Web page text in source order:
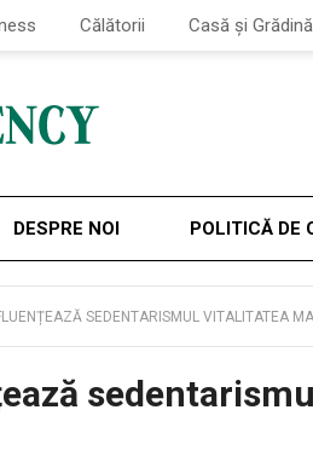
Călătorii Casă și Grădină
DESPRE NOI POLITICĂ DE
SEDENTARISMUL VITALITATEA